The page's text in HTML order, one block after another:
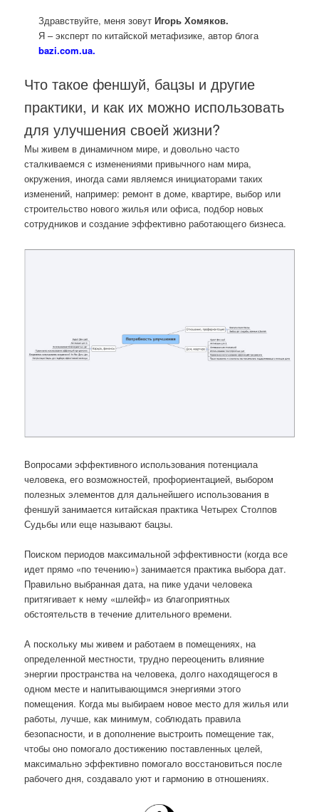
Здравствуйте, меня зовутИгорь Хомяков.
Я – эксперт по китайской метафизике, автор блога
bazi.com.ua.
Что такое феншуй, бацзы и другие
практики, и как их можно использовать
для улучшения своей жизни?
Мы живем в динамичном мире, и довольно часто
сталкиваемся с изменениями привычного нам мира,
окружения, иногда сами являемся инициаторами таких
изменений, например: ремонт в доме, квартире, выбор или
строительство нового жилья или офиса, подбор новых
сотрудников и создание эффективно работающего бизнеса.
Вопросами эффективного использования потенциала
человека, его возможностей, профориентацией, выбором
полезных элементов для дальнейшего использования в
феншуй занимается китайская практика Четырех Столпов
Судьбы или еще называют бацзы.
Поиском периодов максимальной эффективности (когда все
идет прямо «по течению») занимается практика выбора дат.
Правильно выбранная дата, на пике удачи человека
притягивает к нему «шлейф» из благоприятных
обстоятельств в течение длительного времени.
А поскольку мы живем и работаем в помещениях, на
определенной местности, трудно переоценить влияние
энергии пространства на человека, долго находящегося в
одном месте и напитывающимся энергиями этого
помещения. Когда мы выбираем новое место для жилья или
работы, лучше, как минимум, соблюдать правила
безопасности, и в дополнение выстроить помещение так,
чтобы оно помогало достижению поставленных целей,
максимально эффективно помогало восстановиться после
рабочего дня, создавало уют и гармонию в отношениях.